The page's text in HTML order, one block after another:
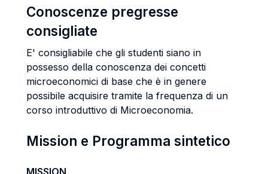
Conoscenze pregresse
consigliate
E' consigliabile che gli studenti siano in
possesso della conoscenza dei concetti
microeconomici di base che è in genere
possibile acquisire tramite la frequenza di un
corso introduttivo di Microeconomia.
Mission e Programma sintetico
MISSION